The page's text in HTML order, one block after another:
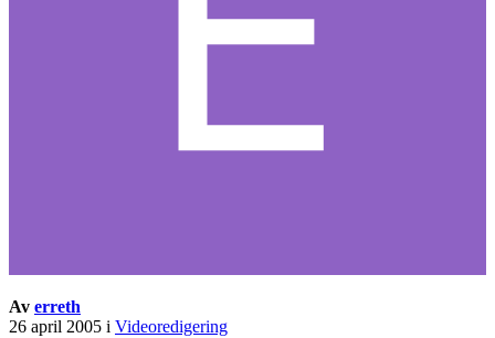
Av erreth
26 april 2005 i Videoredigering